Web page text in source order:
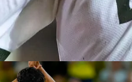
familia y mis hijos. Ya
CF "si surge la